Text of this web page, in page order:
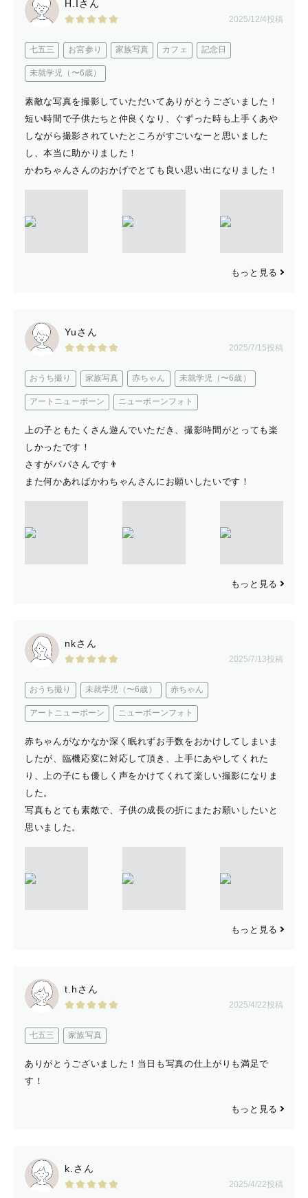
H.Iさん
2025/12/4投稿
七五三 お宮参り 家族写真 カフェ 記念日
未就学児（〜6歳）
素敵な写真を撮影していただいてありがとうございました！
短い時間で子供たちと仲良くなり、ぐずった時も上手くあや
しながら撮影されていたところがすごいなーと思いました
し、本当に助かりました！
かわちゃんさんのおかげでとても良い思い出になりました！
もっと見る
Yuさん
2025/7/15投稿
おうち撮り 家族写真 赤ちゃん 未就学児（〜6歳）
アートニューボーン ニューボーンフォト
上の子ともたくさん遊んでいただき、撮影時間がとっても楽
しかったです！
さすがパパさんです👨
また何かあればかわちゃんさんにお願いしたいです！
もっと見る
nkさん
2025/7/13投稿
おうち撮り 未就学児（〜6歳） 赤ちゃん
アートニューボーン ニューボーンフォト
赤ちゃんがなかなか深く眠れずお手数をおかけしてしまいま
したが、臨機応変に対応して頂き、上手にあやしてくれた
り、上の子にも優しく声をかけてくれて楽しい撮影になりま
した。
写真もとても素敵で、子供の成長の折にまたお願いしたいと
思いました。
もっと見る
t.hさん
2025/4/22投稿
七五三 家族写真
ありがとうございました！当日も写真の仕上がりも満足で
す！
もっと見る
k.さん
2025/4/22投稿